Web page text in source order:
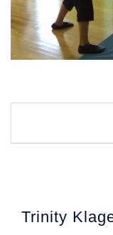
Trinity